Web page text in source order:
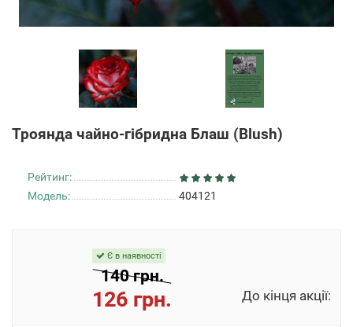
Троянда чайно-гібридна Блаш (Blush)
Рейтинг:
Модель:
404121
Є в наявності
140 грн.
126 грн. До кінця акції: